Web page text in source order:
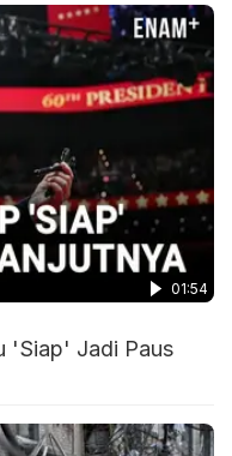
01:54
'Siap' Jadi Paus